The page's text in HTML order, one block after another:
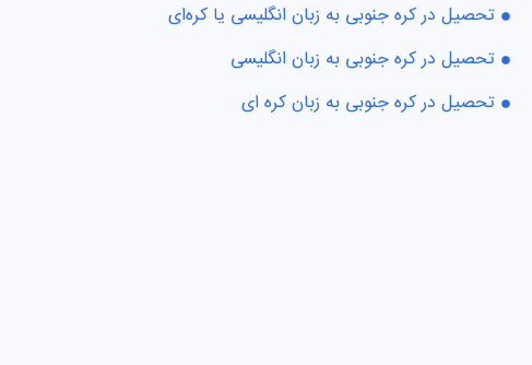
تحصیل در کره جنوبی به زبان انگلیسی یا کره‌ای
تحصیل در کره جنوبی به زبان انگلیسی
تحصیل در کره جنوبی به زبان کره ای